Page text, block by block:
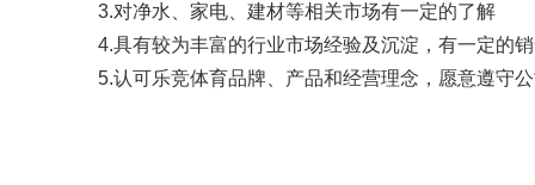
3.对净水、家电、建材等相关市场有一定的了解
4.具有较为丰富的行业市场经验及沉淀，有一定的
5.认可乐竞体育品牌、产品和经营理念，愿意遵守